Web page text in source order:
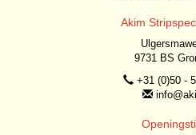
Akim
9731 BS
+31 (0)50 -